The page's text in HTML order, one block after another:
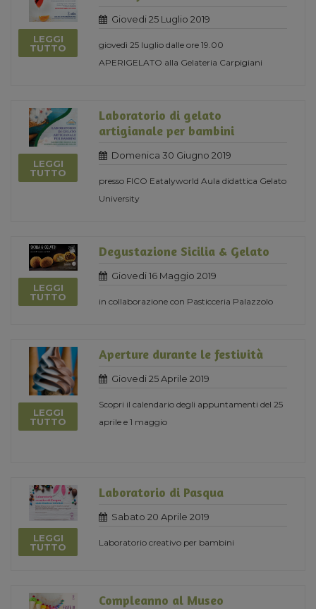
LEGGI
TUTTO
Giovedi 25 Luglio 2019
giovedì 25 luglio dalle ore 19.00
APERIGELATO alla Gelateria Carpigiani
LEGGI
TUTTO
Laboratorio di gelato
artigianale per bambini
Domenica 30 Giugno 2019
presso FICO Eatalyworld Aula didattica Gelato
University
LEGGI
TUTTO
Degustazione Sicilia & Gelato
Giovedi 16 Maggio 2019
in collaborazione con Pasticceria Palazzolo
LEGGI
TUTTO
Aperture durante le festività
Giovedi 25 Aprile 2019
Scopri il calendario degli appuntamenti del 25
aprile e 1 maggio
LEGGI
TUTTO
Laboratorio di Pasqua
Sabato 20 Aprile 2019
Laboratorio creativo per bambini
Compleanno al Museo